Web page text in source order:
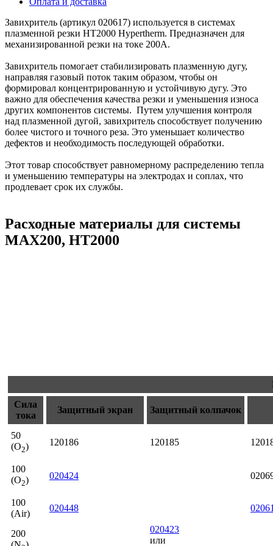
Завихритель (артикул 020617) используется в системах
плазменной резки HT2000 Hypertherm. Предназначен для
механизированной резки на токе 200А.
Завихритель помогает стабилизировать плазменную дугу,
направляя газовый поток таким образом, чтобы он
формировал концентрированную и устойчивую дугу. Это
важно для обеспечения качества резки и уменьшения износа
других компонентов системы. Путем улучшения контроля
над плазменной дугой, завихритель способствует получению
более чистого и точного реза. Это уменьшает количество
дефектов и необходимость последующей обработки.
Этот товар способствует равномерному распределению тепла
и уменьшению температуры на электродах и соплах, что
продлевает срок их службы.
Расходные материалы для системы
MAX200, HT2000
Сила
тока
Защитный экран Защитный колпачок
50
(O2) 120186 120185
100
(O2) 020424
020423
или
100
(Air)
020448
200